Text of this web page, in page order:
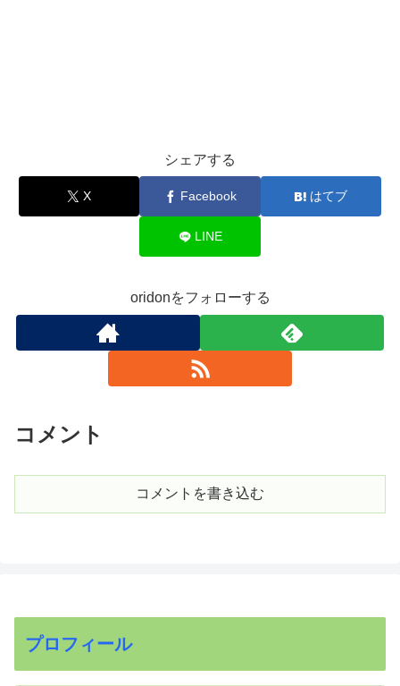
シェアする
X Facebook はてブ
LINE
oridonをフォローする
コメント
コメントを書き込む
プロフィール